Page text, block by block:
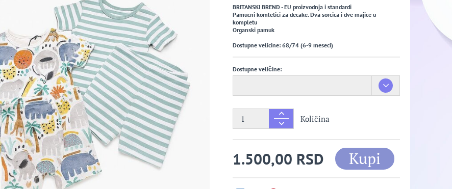
BRITANSKI BREND - EU proizvodnja i standardi
Pamucni komletici za decake. Dva sorcica i dve majice u
kompletu
Organski pamuk
Dostupne velicine: 68/74 (6-9 meseci)
Dostupne veličine:
Količina
1.500,00 RSD Kupi